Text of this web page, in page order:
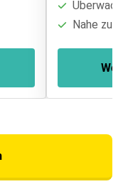
Nahe